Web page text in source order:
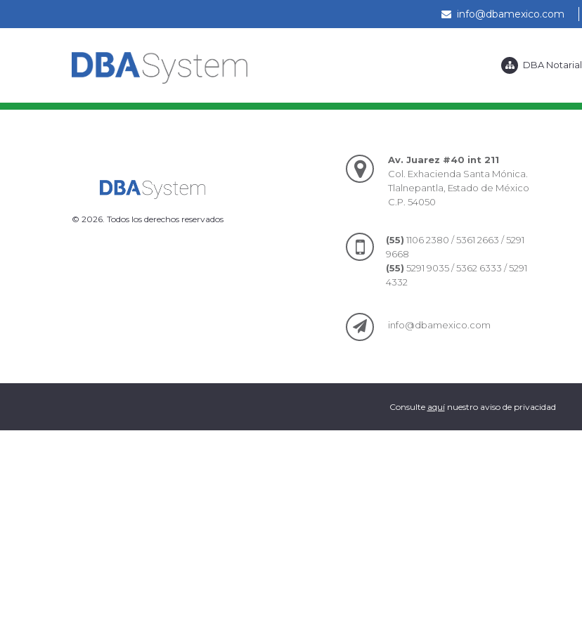
info@dbamexico.com
DBA Notarial
© 2026. Todos los derechos reservados
Av. Juarez #40 int 211
Col. Exhacienda Santa Mónica.
Tlalnepantla, Estado de México
C.P. 54050
(55) 1106 2380 / 5361 2663 / 5291
9668
(55) 5291 9035 / 5362 6333 / 5291
4332
info@dbamexico.com
Consulte aquínuestro aviso de privacidad